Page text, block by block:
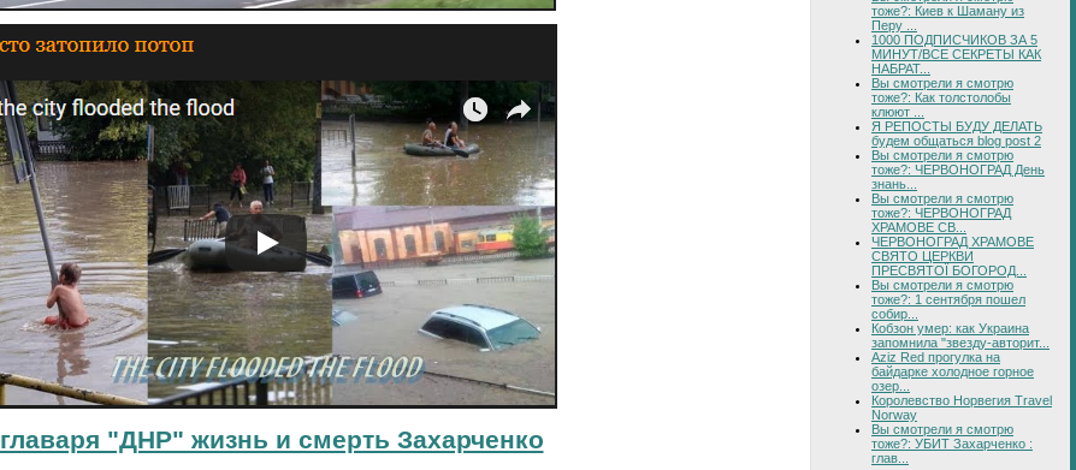
главаря "ДНР" жизнь и смерть Захарченко
тоже?: Киев к Шаману из
Перу ...
1000 ПОДПИСЧИКОВ ЗА 5
МИНУТ/ВСЕ СЕКРЕТЫ КАК
НАБРАТ...
Вы смотрели я смотрю
тоже?: Как толстолобы
клюют ...
Я РЕПОСТЫ БУДУ ДЕЛАТЬ
будем общаться blog post 2
Вы смотрели я смотрю
тоже?: ЧЕРВОНОГРАД День
знань...
Вы смотрели я смотрю
тоже?: ЧЕРВОНОГРАД
ХРАМОВЕ СВ...
ЧЕРВОНОГРАД ХРАМОВЕ
СВЯТО ЦЕРКВИ
ПРЕСВЯТОЇ БОГОРОД...
Вы смотрели я смотрю
тоже?: 1 сентября пошел
собир...
Кобзон умер: как Украина
запомнила "звезду-авторит...
Aziz Red прогулка на
байдарке холодное горное
озер...
Королевство Норвегия Travel
Norway
Вы смотрели я смотрю
тоже?: УБИТ Захарченко :
глав...